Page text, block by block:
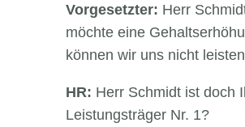
Vorgesetzter: Herr
möchte eine
können wir uns nicht
HR: Herr Schmidt ist doch
Leistungsträger Nr. 1?